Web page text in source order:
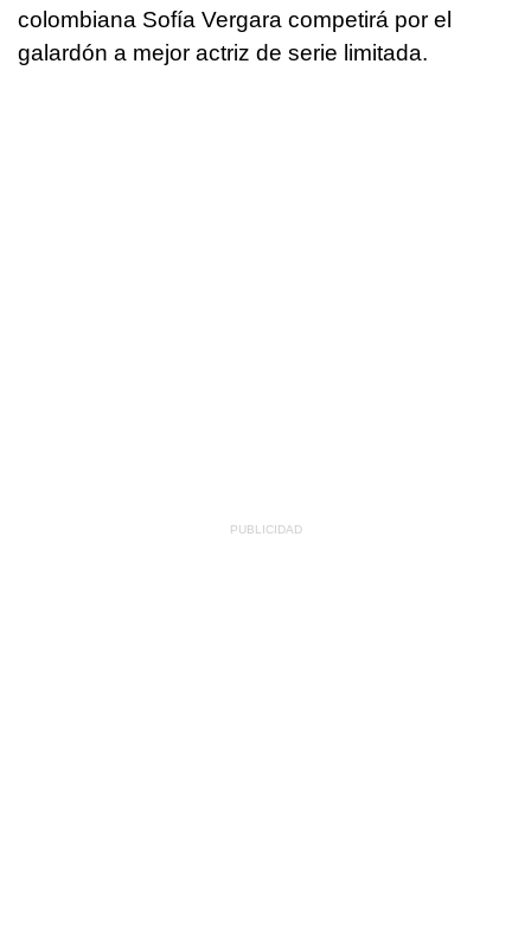
colombiana Sofía Vergara competirá por el
galardón a mejor actriz de serie limitada.